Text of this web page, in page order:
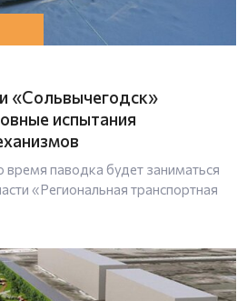
«Сольвычегодск»
испытания
время паводка будет заниматься
«Региональная транспортная